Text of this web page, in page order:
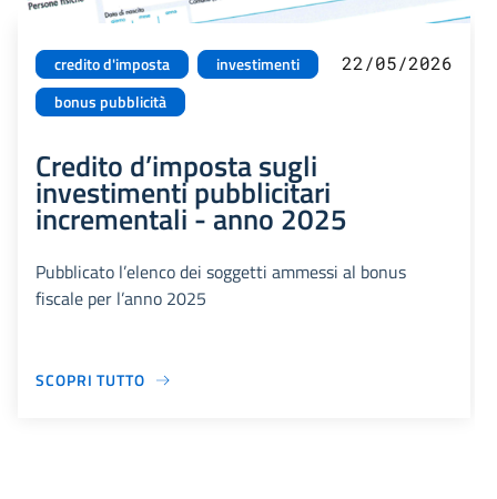
credito d'imposta
investimenti
bonus pubblicità
22/05/2026
Credito d’imposta sugli
investimenti pubblicitari
incrementali - anno 2025
Pubblicato l’elenco dei soggetti ammessi al bonus
fiscale per l’anno 2025
SCOPRI TUTTO